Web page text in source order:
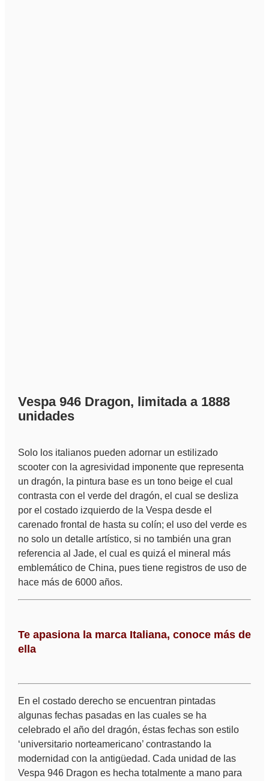
Vespa 946 Dragon, limitada a 1888
unidades
Solo los italianos pueden adornar un estilizado
scooter con la agresividad imponente que representa
un dragón, la pintura base es un tono beige el cual
contrasta con el verde del dragón, el cual se desliza
por el costado izquierdo de la Vespa desde el
carenado frontal de hasta su colín; el uso del verde es
no solo un detalle artístico, si no también una gran
referencia al Jade, el cual es quizá el mineral más
emblemático de China, pues tiene registros de uso de
hace más de 6000 años.
Te apasiona la marca Italiana, conoce más de
ella
En el costado derecho se encuentran pintadas
algunas fechas pasadas en las cuales se ha
celebrado el año del dragón, éstas fechas son estilo
‘universitario norteamericano’ contrastando la
modernidad con la antigüedad. Cada unidad de las
Vespa 946 Dragon es hecha totalmente a mano para